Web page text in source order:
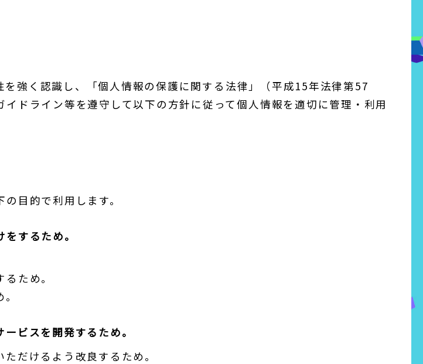
強く認識し、「個人情報の保護に関する法律」（平成15年法律第57
ドライン等を遵守して以下の方針に従って個人情報を適切に管理・利用
目的で利用します。
するため。
ため。
ビスを開発するため。
だけるよう改良するため。